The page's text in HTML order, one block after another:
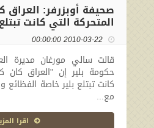
صحيفة أوبزرفر: العراق
المتحركة التي كانت
2010-03-22 00:00:00
قالت سالي مورغان مديرة
حكومة بلير إن "العراق كان
كانت تبتلع بلير خاصة
مع...
اقرا